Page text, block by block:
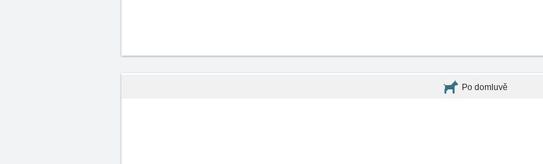
Po domluvě